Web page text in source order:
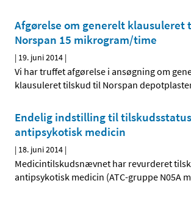
Afgørelse om generelt klausuleret
Norspan 15 mikrogram/time
| 19. juni 2014 |
Vi har truffet afgørelse i ansøgning om
klausuleret tilskud til Norspan
Endelig indstilling til
antipsykotisk medicin
| 18. juni 2014 |
Medicintilskudsnævnet har revurderet
antipsykotisk medicin (ATC-gruppe N05A